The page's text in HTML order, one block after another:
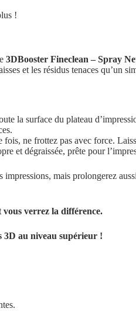
!
3DBooster Fineclean – Spray
et les résidus tenaces qu’un
la surface du plateau
ne frottez pas avec force.
et dégraissée, prête pour
mais prolongerez
vous verrez la différence.
3D au niveau supérieur !